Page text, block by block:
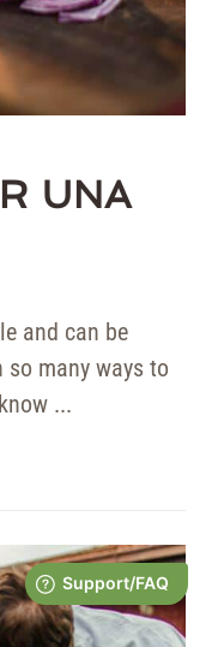
UNA
and can be
many ways to
...